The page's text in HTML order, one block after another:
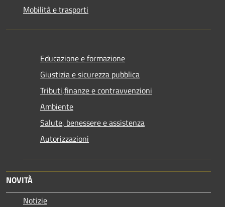
Mobilità e trasporti
Educazione e formazione
Giustizia e sicurezza pubblica
Tributi,finanze e contravvenzioni
Ambiente
Salute, benessere e assistenza
Autorizzazioni
NOVITÀ
Notizie